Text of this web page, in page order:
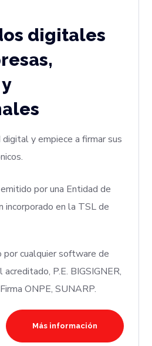
digitales
y empiece a firmar sus
por una Entidad de
incorporado en la TSL de
por cualquier software de
P.E. BIGSIGNER,
ONPE, SUNARP.
Más información